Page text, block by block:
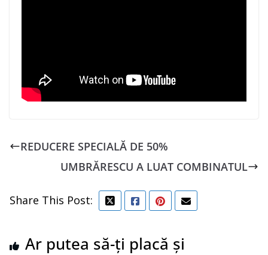
REDUCERE SPECIALĂ DE 50%
UMBRĂRESCU A LUAT COMBINATUL
Share This Post:
Ar putea să-ți placă și